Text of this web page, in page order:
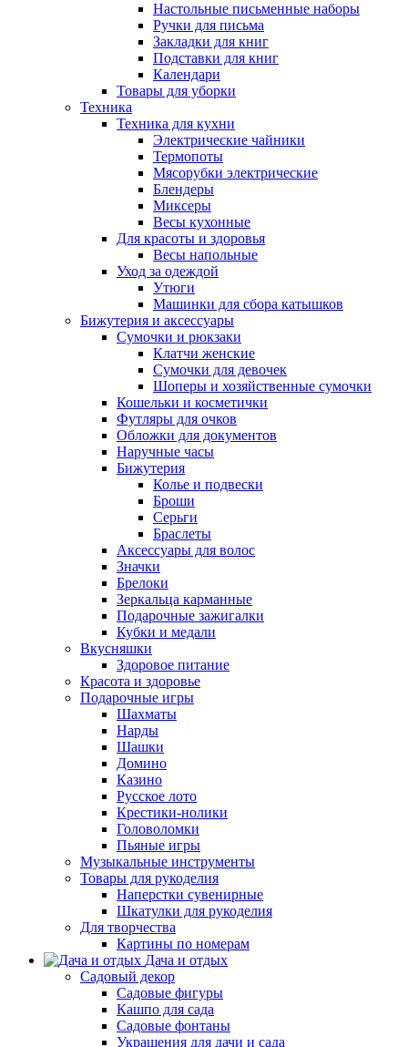
Настольные письменные наборы
Ручки для письма
Закладки для книг
Подставки для книг
Календари
Товары для уборки
Техника
Техника для кухни
Электрические чайники
Термопоты
Мясорубки электрические
Блендеры
Миксеры
Весы кухонные
Для красоты и здоровья
Весы напольные
Уход за одеждой
Утюги
Машинки для сбора катышков
Бижутерия и аксессуары
Сумочки и рюкзаки
Клатчи женские
Сумочки для девочек
Шоперы и хозяйственные сумочки
Кошельки и косметички
Футляры для очков
Обложки для документов
Наручные часы
Бижутерия
Колье и подвески
Броши
Серьги
Браслеты
Аксессуары для волос
Значки
Брелоки
Зеркальца карманные
Подарочные зажигалки
Кубки и медали
Вкусняшки
Здоровое питание
Красота и здоровье
Подарочные игры
Шахматы
Нарды
Шашки
Домино
Казино
Русское лото
Крестики-нолики
Головоломки
Пьяные игры
Музыкальные инструменты
Товары для рукоделия
Наперстки сувенирные
Шкатулки для рукоделия
Для творчества
Картины по номерам
Дача и отдых
Садовый декор
Садовые фигуры
Кашпо для сада
Садовые фонтаны
Украшения для дачи и сада